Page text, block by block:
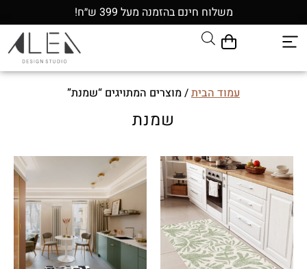
משלוח חינם בהזמנה מעל 399 ש״ח!
עמוד הבית/ מוצרים המתויגים “שמנת”
שמנת